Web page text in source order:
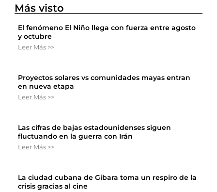
Más visto
El fenómeno El Niño llega con fuerza entre agosto
y octubre
Leer Más >>
Proyectos solares vs comunidades mayas entran
en nueva etapa
Leer Más >>
Las cifras de bajas estadounidenses siguen
fluctuando en la guerra con Irán
Leer Más >>
La ciudad cubana de Gibara toma un respiro de la
crisis gracias al cine